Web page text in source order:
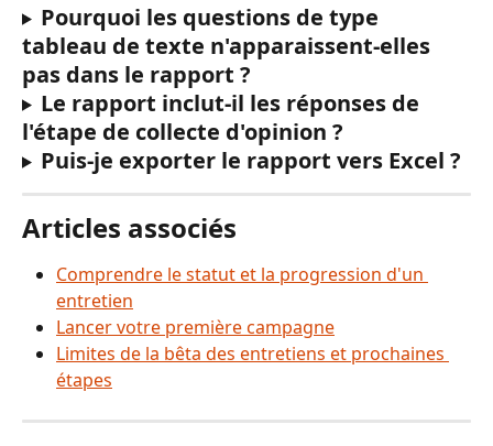
Pourquoi les questions de type
tableau de texte n'apparaissent-elles
pas dans le rapport ?
Le rapport inclut-il les réponses de
l'étape de collecte d'opinion ?
Puis-je exporter le rapport vers Excel ?
Articles associés
Comprendre le statut et la progression d'un
entretien
Lancer votre première campagne
Limites de la bêta des entretiens et prochaines
étapes